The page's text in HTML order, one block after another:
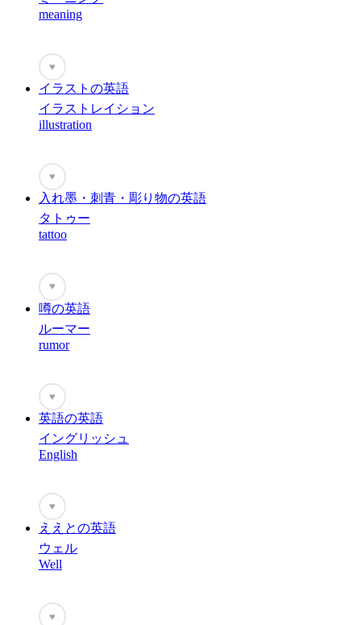
meaning
♥
イラストの英語
イラストレイション
illustration
♥
入れ墨・刺青・彫り物の英語
タトゥー
tattoo
♥
噂の英語
ルーマー
rumor
♥
英語の英語
イングリッシュ
English
♥
ええとの英語
ウェル
Well
♥